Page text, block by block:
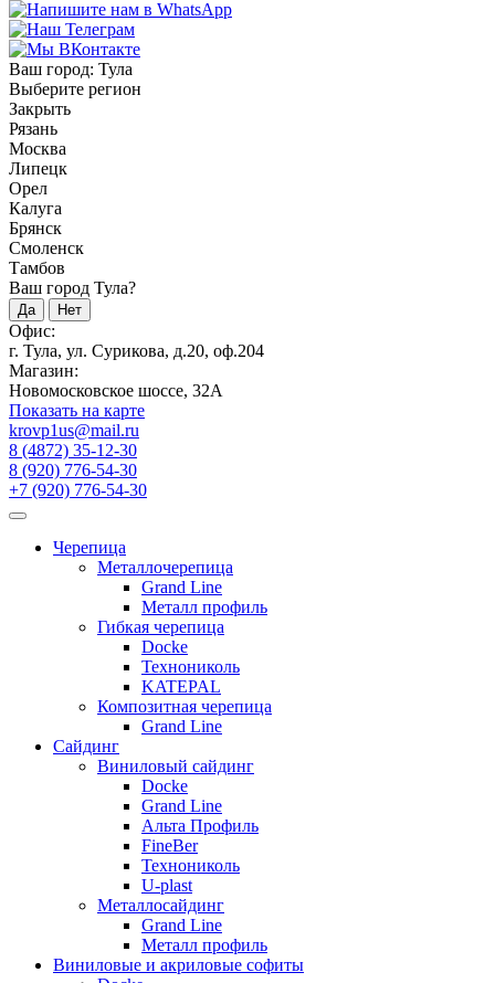
Ваш город: Тула
Выберите регион
Закрыть
Рязань
Москва
Липецк
Орел
Калуга
Брянск
Смоленск
Тамбов
Ваш город Тула?
Да Нет
Офис:
г. Тула, ул. Сурикова, д.20, оф.204
Магазин:
Новомосковское шоссе, 32А
Показать на карте
krovp1us@mail.ru
8 (4872) 35-12-30
8 (920) 776-54-30
+7 (920) 776-54-30
Черепица
Металлочерепица
Grand Line
Металл профиль
Гибкая черепица
Docke
Технониколь
KATEPAL
Композитная черепица
Grand Line
Сайдинг
Виниловый сайдинг
Docke
Grand Line
Альта Профиль
FineBer
Технониколь
U-plast
Металлосайдинг
Grand Line
Металл профиль
Виниловые и акриловые софиты